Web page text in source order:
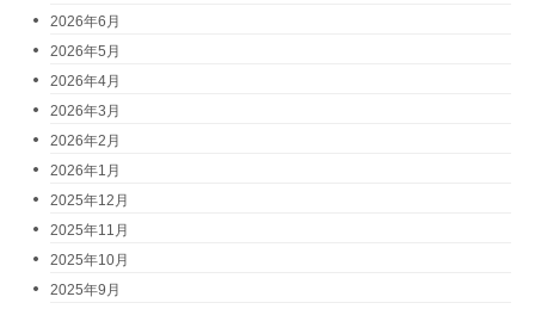
2026年6月
2026年5月
2026年4月
2026年3月
2026年2月
2026年1月
2025年12月
2025年11月
2025年10月
2025年9月